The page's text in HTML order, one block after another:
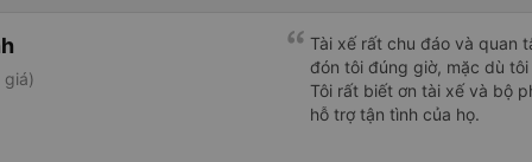
giá)
Tài xế rất chu đáo và quan
đón tôi đúng giờ, mặc dù
Tôi rất biết ơn tài xế và bộ
hỗ trợ tận tình của họ.